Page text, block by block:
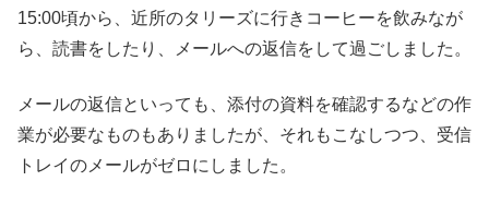
15:00頃から、近所のタリーズに行きコーヒーを飲みなが
ら、読書をしたり、メールへの返信をして過ごしました。
メールの返信といっても、添付の資料を確認するなどの作
業が必要なものもありましたが、それもこなしつつ、受信
トレイのメールがゼロにしました。